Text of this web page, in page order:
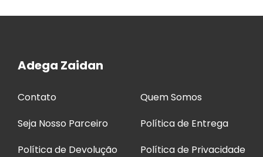
Adega Zaidan
Contato
Quem Somos
Seja Nosso Parceiro
Política de Entrega
Política de Devolução
Política de Privacidade